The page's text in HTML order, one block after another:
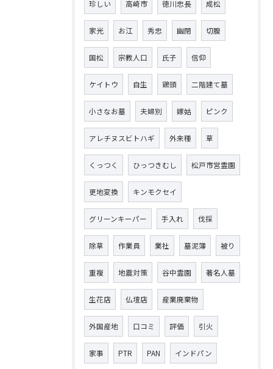
珍しい 高崎市 徳川忠長 成松
家光 お江 秀忠 幽閉 切腹
国松 宗教人口 氏子 信仰
ケイトウ 自生 鶏頭 二階建て墓
小さなお墓 夫婦別 嫁姑 ピンク
アレチヌスビトハギ 外来種 草
くっつく ひっつきむし 松戸市営霊園
更地変換 キンモクセイ
グリーンキーパー 手入れ 伐採
除草 作業員 業社 墓泥簿 被り
重複 地震対策 谷中霊園 著名人墓
生花店 仏壇店 産業廃棄物
外国産地 口コミ 評価 引火
家事 PTR PAN インドパン